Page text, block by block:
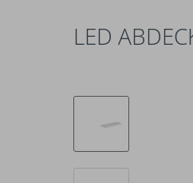
LED